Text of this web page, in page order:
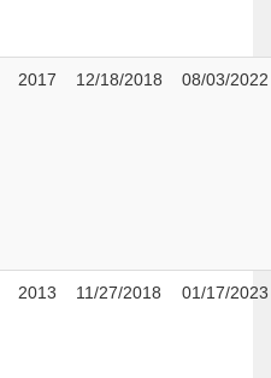
2017 12/18/2018 08/03/2022
2013 11/27/2018 01/17/2023